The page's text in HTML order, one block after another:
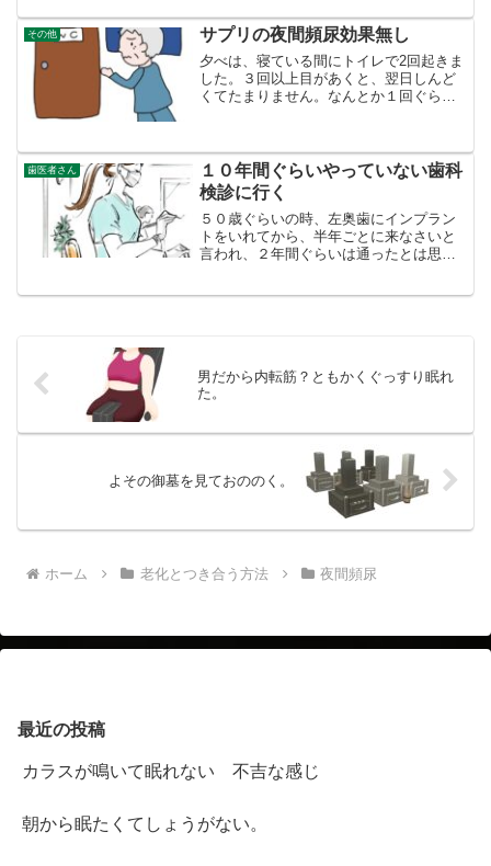
ので、買いました。かかり...
その他 サプリの夜間頻尿効果無し
夕べは、寝ている間にトイレで2回起きま
した。３回以上目があくと、翌日しんど
くてたまりません。なんとか１回ぐらい
間頻尿が多いので、ビール、２５０ｃｃ
の缶１ヶですが、それも...
歯医者さん
１０年間ぐらいやっていない歯科
検診に行く
５０歳ぐらいの時、左奥歯にインプラン
トをいれてから、半年ごとに来なさいと
言われ、２年間ぐらいは通ったとは思い
男だから内転筋？ともかくぐっすり眠れ
た。
よその御墓を見ておののく。
ホーム 老化とつき合う方法 夜間頻尿
最近の投稿
カラスが鳴いて眠れない 不吉な感じ
朝から眠たくてしょうがない。